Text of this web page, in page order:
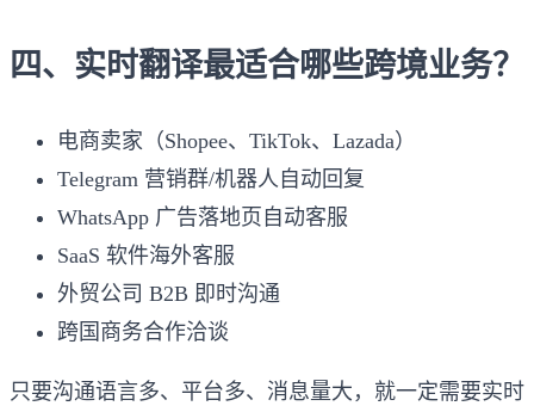
四、实时翻译最适合哪些跨境业务？
电商卖家（Shopee、TikTok、Lazada）
Telegram 营销群/机器人自动回复
WhatsApp 广告落地页自动客服
SaaS 软件海外客服
外贸公司 B2B 即时沟通
跨国商务合作洽谈
只要沟通语言多、平台多、消息量大，就一定需要实时